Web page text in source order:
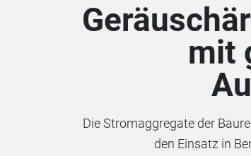
mit
Die Stromaggregate der
den Einsatz in